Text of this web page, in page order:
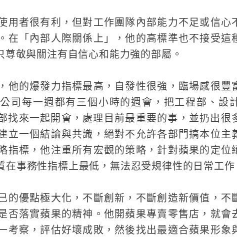
用者很有利，但對工作團隊內部能力不足或信心
在「內部人際關係上」，他的高標準也不接受這
尊敬與關注有自信心和能力強的部屬。
他的爆發力指標最高，自發性很強，臨場感很豐
司每一週都有三個小時的週會，把工程部、設
來一起開會，處理目前最重要的事，並扔出很
立一個結論與共識，絕對不允許各部門搞本位主
指標，他注重所有宏觀的策略，針對蘋果的定位
在事務性指標上最低，無法忍受規律性的日常工作
的優點極大化，不斷創新，不斷創造新價值，不
否落實蘋果的精神。他開蘋果專賣零售店，就會
考察，評估好壞成敗，然後找出最適合蘋果形象